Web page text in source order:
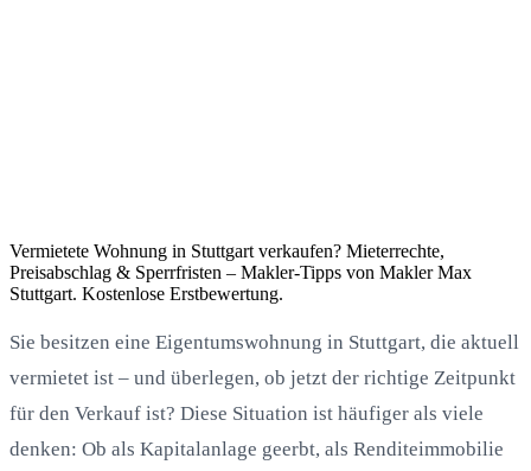
Vermietete Wohnung in Stuttgart verkaufen? Mieterrechte,
Preisabschlag & Sperrfristen – Makler-Tipps von Makler Max
Stuttgart. Kostenlose Erstbewertung.
Sie besitzen eine Eigentumswohnung in Stuttgart, die aktuell
vermietet ist – und überlegen, ob jetzt der richtige Zeitpunkt
für den Verkauf ist? Diese Situation ist häufiger als viele
denken: Ob als Kapitalanlage geerbt, als Renditeimmobilie